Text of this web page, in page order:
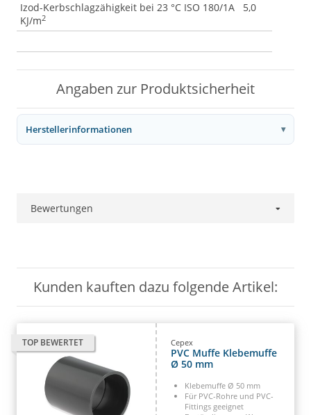
Izod-Kerbschlagzähigkeit bei 23 °C ISO 180/1A 5,0
KJ/m2
Angaben zur Produktsicherheit
Herstellerinformationen
Bewertungen
Kunden kauften dazu folgende Artikel:
TOP BEWERTET Cepex
PVC Muffe Klebemuffe
Ø 50 mm
Klebemuffe Ø 50 mm
Für PVC-Rohre und PVC-
Fittings geeignet